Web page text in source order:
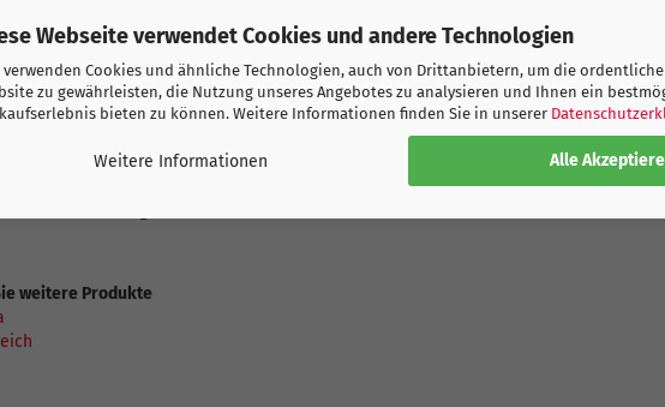
Webseite verwendet Cookies und andere Technologien
verwenden Cookies und ähnliche Technologien, auch von Drittanbietern, um die
zu gewährleisten, die Nutzung unseres Angebotes zu analysieren und Ihnen ein
bieten zu können. Weitere Informationen finden Sie in unserer
Alle
Weitere Informationen
Regulär
Doubleface-Jacquard
Einsätze für Luftzirkulation
Endet oberhalb des Knies
weitere Produkte